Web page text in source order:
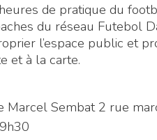
de pratique du
du réseau Futebol
l’espace public et
et à la carte.
Marcel Sembat 2 rue